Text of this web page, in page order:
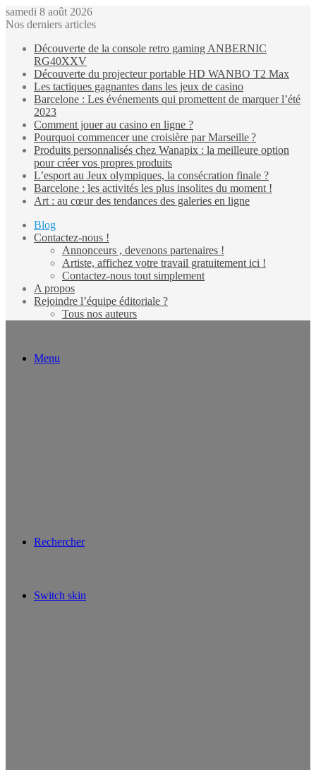
samedi 8 août 2026
Nos derniers articles
Découverte de la console retro gaming ANBERNIC
RG40XXV
Découverte du projecteur portable HD WANBO T2 Max
Les tactiques gagnantes dans les jeux de casino
Barcelone : Les événements qui promettent de marquer l’été
2023
Comment jouer au casino en ligne ?
Pourquoi commencer une croisière par Marseille ?
Produits personnalisés chez Wanapix : la meilleure option
pour créer vos propres produits
L’esport au Jeux olympiques, la consécration finale ?
Barcelone : les activités les plus insolites du moment !
Art : au cœur des tendances des galeries en ligne
Blog
Contactez-nous !
Annonceurs , devenons partenaires !
Artiste, affichez votre travail gratuitement ici !
Contactez-nous tout simplement
A propos
Rejoindre l’équipe éditoriale ?
Tous nos auteurs
Menu
Rechercher
Switch skin